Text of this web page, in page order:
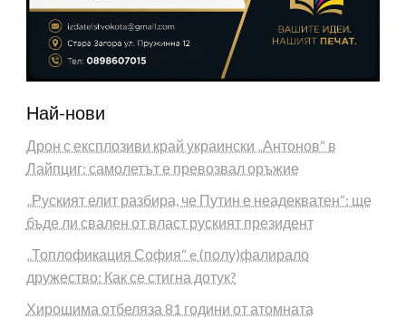
Най-нови
Дрон с експлозиви край украински „Антонов“ в
Лайпциг: самолетът е превозвал оръжие
„Руският елит разбира, че Путин е неадекватен“: ще
бъде ли свален от власт руският президент
„Топлофикация София“ e (полу)фалирало
дружество: Как се стигна дотук?
Хирошима отбеляза 81 години от атомната